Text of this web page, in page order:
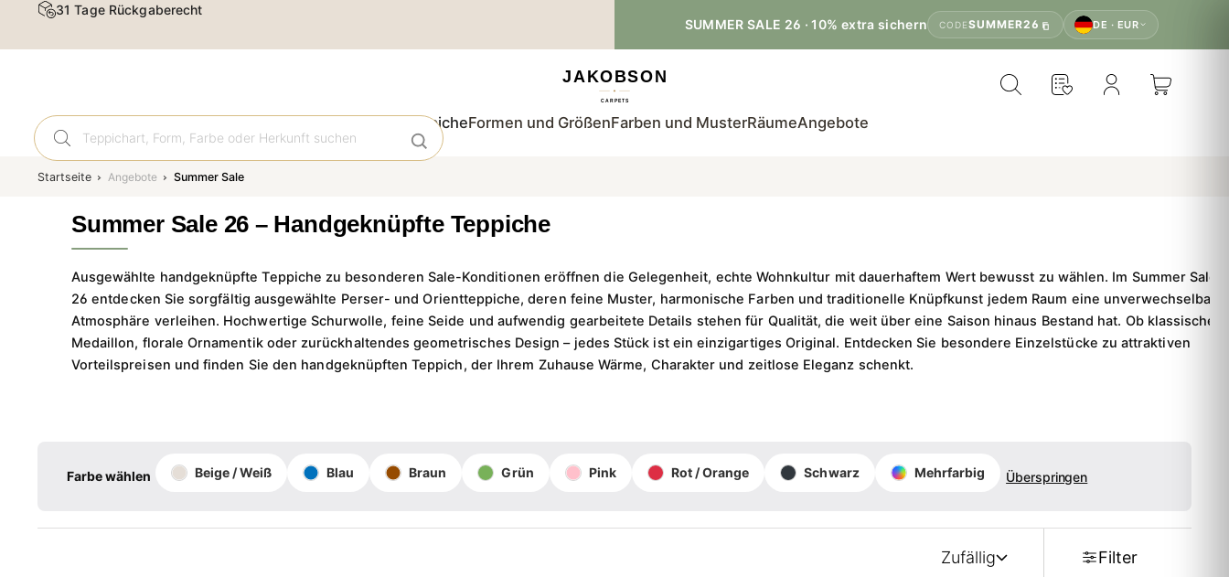
Kostenloser Versand & Rückversand
SUMMER SALE 26 · 10% extra sichern
CODESUMMER26 DE · EUR
OrientteppicheFormen und GrößenFarben und MusterRäumeAngebote
Startseite Angebote Summer Sale
Summer Sale 26 – Handgeknüpfte Teppiche
Ausgewählte handgeknüpfte Teppiche zu besonderen Sale-Konditionen eröffnen die Gelegenheit, echte Wohnkultur mit dauerhaftem Wert bewusst zu wählen. Im Summer Sale
26 entdecken Sie sorgfältig ausgewählte Perser- und Orientteppiche, deren feine Muster, harmonische Farben und traditionelle Knüpfkunst jedem Raum eine unverwechselbare
Atmosphäre verleihen. Hochwertige Schurwolle, feine Seide und aufwendig gearbeitete Details stehen für Qualität, die weit über eine Saison hinaus Bestand hat. Ob klassisches
Medaillon, florale Ornamentik oder zurückhaltendes geometrisches Design – jedes Stück ist ein einzigartiges Original. Entdecken Sie besondere Einzelstücke zu attraktiven
Vorteilspreisen und finden Sie den handgeknüpften Teppich, der Ihrem Zuhause Wärme, Charakter und zeitlose Eleganz schenkt.
Farbe wählen Beige / Weiß Blau Braun Grün Pink Rot / Orange Schwarz Mehrfarbig Überspringen
Zufällig Filter